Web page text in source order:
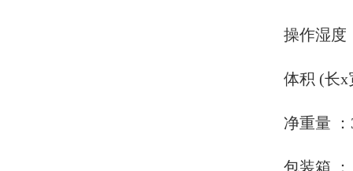
操作湿度
体积 (长x
净重量 ：
包装箱 ：